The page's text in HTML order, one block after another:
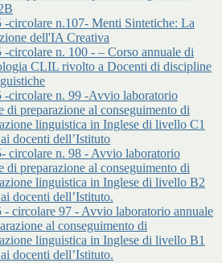
circolare n.107- Menti Sintetiche: La
dell'IA Creativa
circolare n. 100 - – Corso annuale di
CLIL rivolto a Docenti di discipline
-circolare n. 99 -Avvio laboratorio
di preparazione al conseguimento di
linguistica in Inglese di livello C1
docenti dell’Istituto
circolare n. 98 - Avvio laboratorio
di preparazione al conseguimento di
linguistica in Inglese di livello B2
docenti dell’Istituto.
circolare 97 - Avvio laboratorio annuale
al conseguimento di
linguistica in Inglese di livello B1
docenti dell’Istituto.